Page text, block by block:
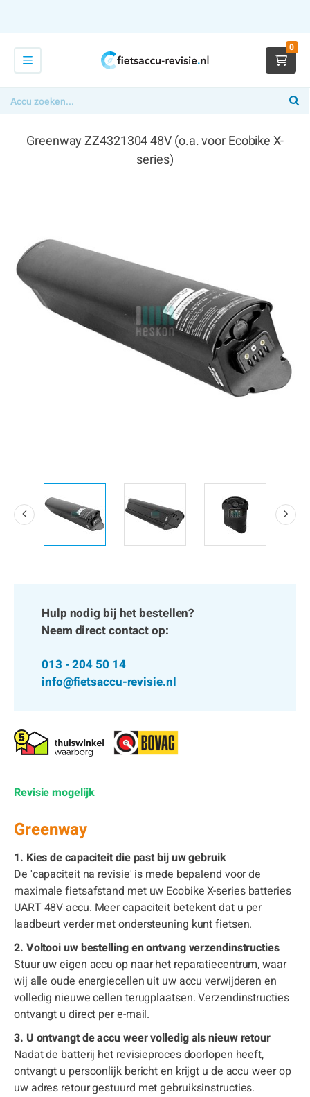
0
Greenway ZZ4321304 48V (o.a. voor Ecobike X-
series)
Hulp nodig bij het bestellen?
Neem direct contact op:
013 - 204 50 14
info@fietsaccu-revisie.nl
Revisie mogelijk
Greenway
1. Kies de capaciteit die past bij uw gebruik
De 'capaciteit na revisie' is mede bepalend voor de
maximale fietsafstand met uw Ecobike X-series batteries
UART 48V accu. Meer capaciteit betekent dat u per
laadbeurt verder met ondersteuning kunt fietsen.
2. Voltooi uw bestelling en ontvang verzendinstructies
Stuur uw eigen accu op naar het reparatiecentrum, waar
wij alle oude energiecellen uit uw accu verwijderen en
volledig nieuwe cellen terugplaatsen. Verzendinstructies
ontvangt u direct per e-mail.
3. U ontvangt de accu weer volledig als nieuw retour
Nadat de batterij het revisieproces doorlopen heeft,
ontvangt u persoonlijk bericht en krijgt u de accu weer op
uw adres retour gestuurd met gebruiksinstructies.